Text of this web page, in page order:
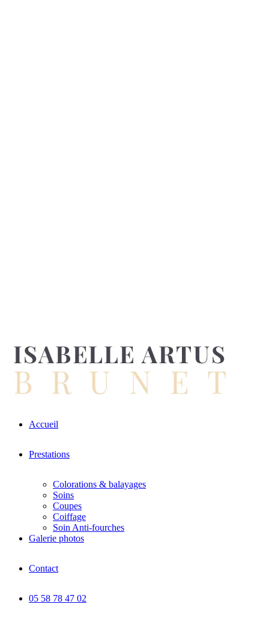
Accueil
Prestations
Colorations & balayages
Soins
Coupes
Coiffage
Soin Anti-fourches
Galerie photos
Contact
05 58 78 47 02